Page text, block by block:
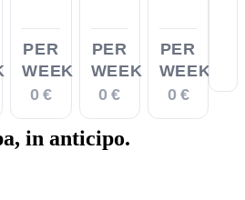
PER
WEEK
0 €
PER
WEEK
0 €
PER
WEEK
0 €
in anticipo.